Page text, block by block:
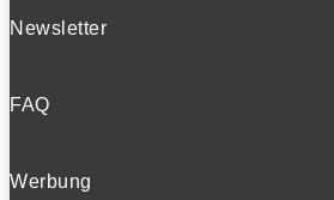
Newsletter
FAQ
Werbung